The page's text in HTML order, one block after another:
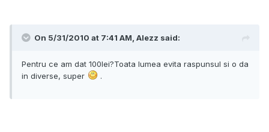
On 5/31/2010 at 7:41 AM, Alezz said:
Pentru ce am dat 100lei?Toata lumea evita raspunsul si o da
in diverse, super
.